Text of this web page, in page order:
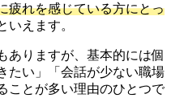
疲れを感じている方にとっ
いえます。
ありますが、基本的には個
たい」「会話が少ない職場
ことが多い理由のひとつで